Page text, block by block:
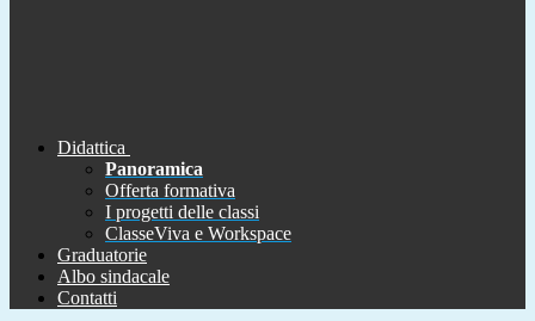
Didattica
Panoramica
Offerta formativa
I progetti delle classi
ClasseViva e Workspace
Graduatorie
Albo sindacale
Contatti